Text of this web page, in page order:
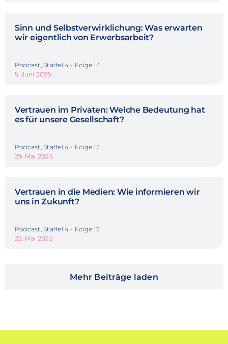
Sinn und Selbstverwirklichung: Was erwarten
wir eigentlich von Erwerbsarbeit?
Podcast, Staffel 4 - Folge 14
5. Juni 2025
Vertrauen im Privaten: Welche Bedeutung hat
es für unsere Gesellschaft?
Podcast, Staffel 4 - Folge 13
29. Mai 2025
Vertrauen in die Medien: Wie informieren wir
uns in Zukunft?
Podcast, Staffel 4 - Folge 12
22. Mai 2025
Mehr Beiträge laden